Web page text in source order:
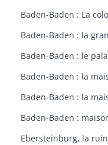
Baden-Baden : La
Baden-Baden : la
Baden-Baden : le
Baden-Baden : la
Baden-Baden :
Ebersteinburg, la